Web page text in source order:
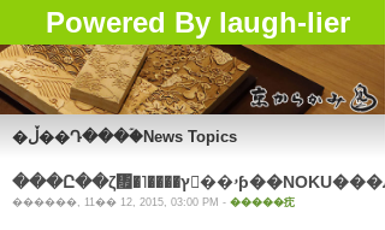
Powered By laugh-lier
�ڵ��Դ���ۡ�News Topics
������, 11�� 12, 2015, 03:00 PM - �����㽸